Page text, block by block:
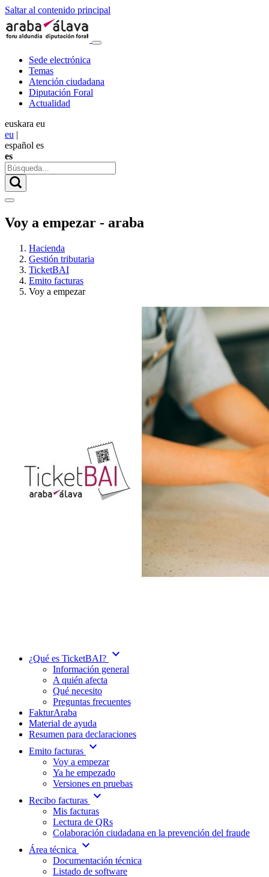
Saltar al contenido principal
Sede electrónica
Temas
Atención ciudadana
Diputación Foral
Actualidad
euskara eu
eu |
español es
es
Voy a empezar - araba
Hacienda
Gestión tributaria
TicketBAI
Emito facturas
Voy a empezar
¿Qué es TicketBAI? expand_more
Información general
A quién afecta
Qué necesito
Preguntas frecuentes
FakturAraba
Material de ayuda
Resumen para declaraciones
Emito facturas expand_more
Voy a empezar
Ya he empezado
Versiones en pruebas
Recibo facturas expand_more
Mis facturas
Lectura de QRs
Colaboración ciudadana en la prevención del fraude
Área técnica
expand_more
Documentación técnica
Listado de software